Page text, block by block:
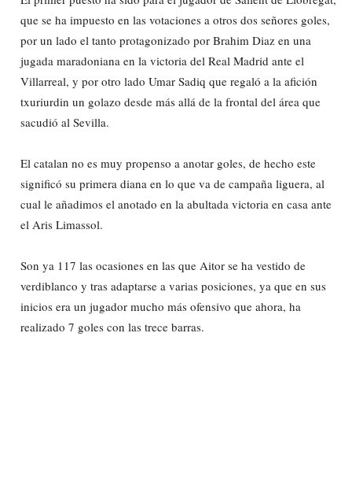
que se ha impuesto en las votaciones a otros dos señores goles,
por un lado el tanto protagonizado por Brahim Diaz en una
jugada maradoniana en la victoria del Real Madrid ante el
Villarreal, y por otro lado Umar Sadiq que regaló a la afición
txuriurdin un golazo desde más allá de la frontal del área que
sacudió al Sevilla.
El catalan no es muy propenso a anotar goles, de hecho este
significó su primera diana en lo que va de campaña liguera, al
cual le añadimos el anotado en la abultada victoria en casa ante
el Aris Limassol.
Son ya 117 las ocasiones en las que Aitor se ha vestido de
verdiblanco y tras adaptarse a varias posiciones, ya que en sus
inicios era un jugador mucho más ofensivo que ahora, ha
realizado 7 goles con las trece barras.